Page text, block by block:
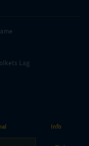
Info
Lag